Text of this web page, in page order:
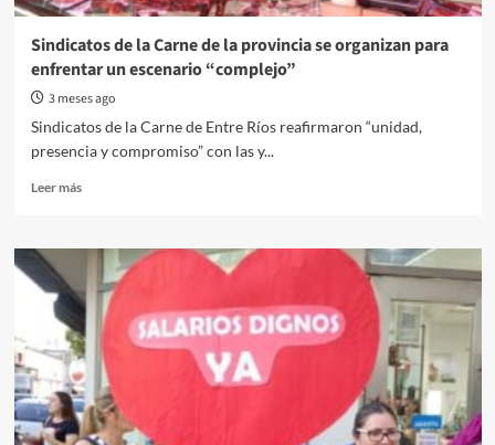
Sindicatos de la Carne de la provincia se organizan para
enfrentar un escenario “complejo”
3 meses ago
Sindicatos de la Carne de Entre Ríos reafirmaron “unidad,
presencia y compromiso” con las y...
Leer másRead
Sindicatos
la
Carne
de
la
provincia
se
organizan
para